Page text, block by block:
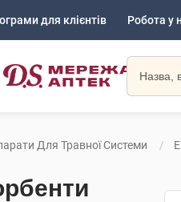
для клієнтів Робота у
Для Травної Системи